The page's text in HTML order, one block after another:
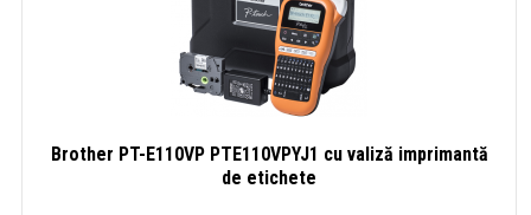
Brother PT-E110VP PTE110VPYJ1 cu valiză imprimantă
de etichete